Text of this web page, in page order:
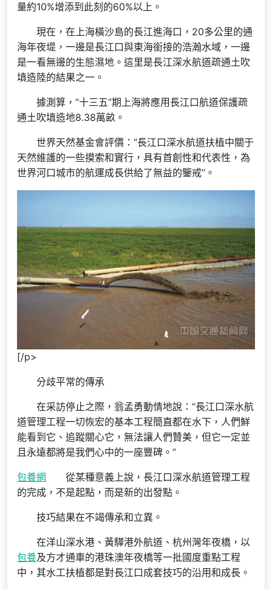
量約10%增添到此刻的60%以上。
現在，在上海橫沙島的長江進海口，20多公里的通
海年夜堤，一邊是長江口與東海銜接的浩瀚水域，一邊
是一看無邊的生態濕地。這里是長江深水航道疏通土吹
填造陸的結果之一。
據測算，“十三五”期上海將應用長江口航道保護疏
通土吹填造地8.38萬畝。
世界天然基金會評價：“長江口深水航道扶植中關于
天然維護的一些摸索和實行，具有首創性和代表性，為
世界河口城市的航運成長供給了無益的鑒戒”。
[/p>
分歧平常的傳承
在采訪停止之際，翁孟勇動情地說：“長江口深水航
道管理工程一切恢宏的基本工程簡直都在水下，人們鮮
能看到它、追蹤關心它，無法讓人們贊美，但它一定並
且永遠都將是我們心中的一座豐碑。”
包養網 從某種意義上說，長江口深水航道管理工程
的完成，不是起點，而是新的出發點。
技巧結果在不竭傳承和立異。
在洋山深水港、黃驊港外航道、杭州灣年夜橋，以
包養及方才通車的港珠澳年夜橋等一批國度重點工程
中，其水工扶植都是對長江口成套技巧的沿用和成長。